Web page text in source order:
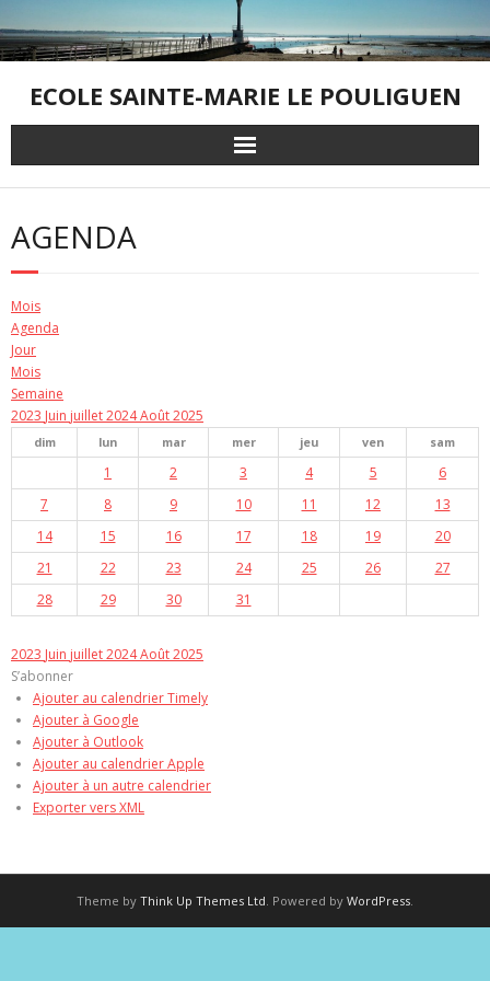
to
content
ECOLE SAINTE-MARIE LE POULIGUEN
AGENDA
Mois
Agenda
Jour
Mois
Semaine
2023 Juin juillet 2024Août2025
dim lun mar mer jeu ven sam
1 2 3 4 5
6
7
8 9 10 11 12
13
14
15 16 17 18 19
20
21
22 23 24 25 26
27
28
29 30 31
2023 Juin juillet 2024Août2025
S’abonner
Ajouter au calendrier Timely
Ajouter à Google
Ajouter à Outlook
Ajouter au calendrier Apple
Ajouter à un autre calendrier
Exporter vers XML
Theme by Think Up Themes Ltd. Powered by WordPress.